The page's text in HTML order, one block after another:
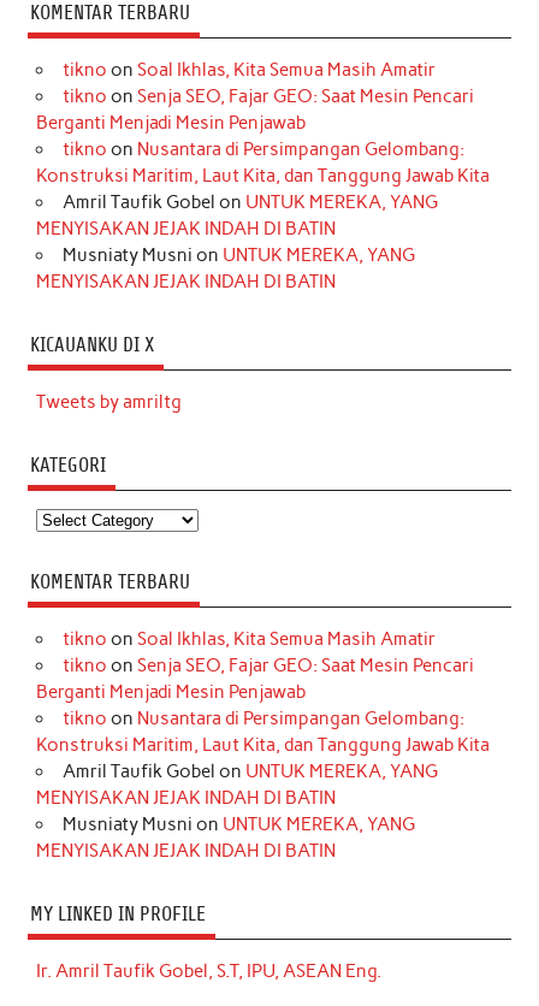
KOMENTAR TERBARU
tikno on Soal Ikhlas, Kita Semua Masih Amatir
tikno on Senja SEO, Fajar GEO: Saat Mesin Pencari
Berganti Menjadi Mesin Penjawab
tikno on Nusantara di Persimpangan Gelombang:
Konstruksi Maritim, Laut Kita, dan Tanggung Jawab Kita
Amril Taufik Gobel on UNTUK MEREKA, YANG
MENYISAKAN JEJAK INDAH DI BATIN
Musniaty Musni on UNTUK MEREKA, YANG
MENYISAKAN JEJAK INDAH DI BATIN
KICAUANKU DI X
Tweets by amriltg
KATEGORI
Kategori
KOMENTAR TERBARU
tikno on Soal Ikhlas, Kita Semua Masih Amatir
tikno on Senja SEO, Fajar GEO: Saat Mesin Pencari
Berganti Menjadi Mesin Penjawab
tikno on Nusantara di Persimpangan Gelombang:
Konstruksi Maritim, Laut Kita, dan Tanggung Jawab Kita
Amril Taufik Gobel on UNTUK MEREKA, YANG
MENYISAKAN JEJAK INDAH DI BATIN
Musniaty Musni on UNTUK MEREKA, YANG
MENYISAKAN JEJAK INDAH DI BATIN
MY LINKED IN PROFILE
Ir. Amril Taufik Gobel, S.T, IPU, ASEAN Eng.